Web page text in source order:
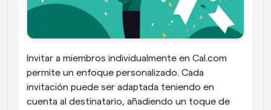
Invitar a miembros individualmente en Cal.com
permite un enfoque personalizado. Cada
invitación puede ser adaptada teniendo en
cuenta al destinatario, añadiendo un toque de